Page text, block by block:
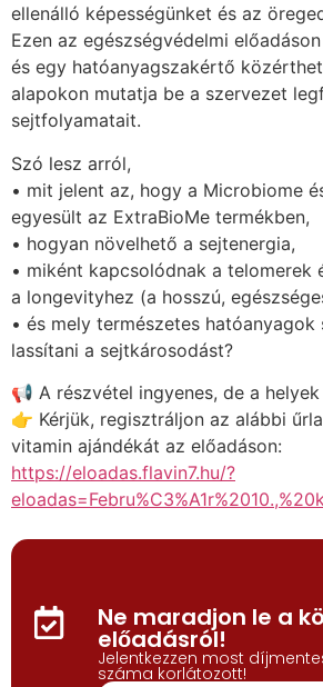
ellenálló képességünket és az
Ezen az egészségvédelmi
és egy hatóanyagszakértő
alapokon mutatja be a szervezet
sejtfolyamatait.
Szó lesz arról,
• mit jelent az, hogy a Microbiome
egyesült az ExtraBioMe termékben,
• hogyan növelhető a sejtenergia,
• miként kapcsolódnak a telomerek
a longevityhez (a hosszú,
• és mely természetes hatóanyagok
lassítani a sejtkárosodást?
📢 A részvétel ingyenes, de a
👉 Kérjük, regisztráljon az alábbi
vitamin ajándékát az előadáson:
https://eloadas.flavin7.hu/?
Ne maradjon le a
előadásról!
Jelentkezzen most
száma korlátozott!